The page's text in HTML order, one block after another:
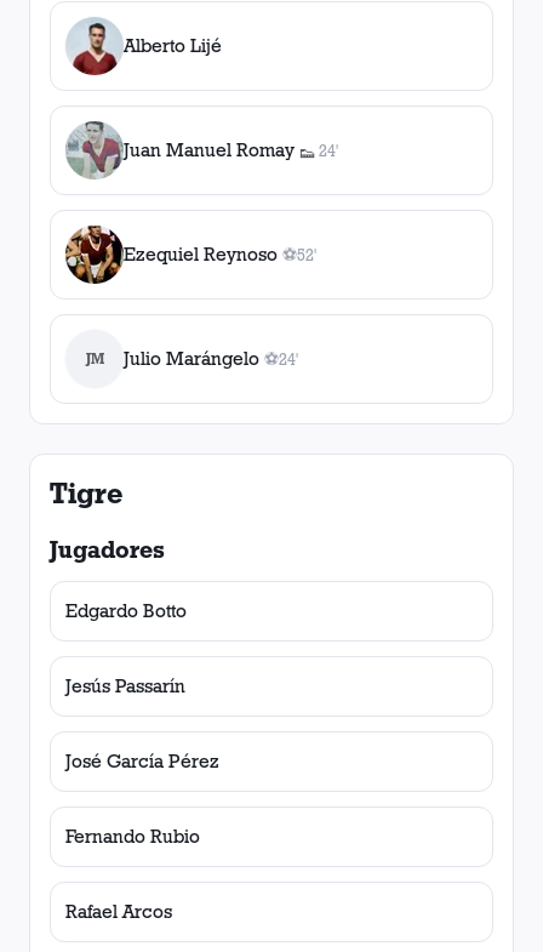
Alberto Lijé
Juan Manuel Romay 👟
1asistencia
24'
Ezequiel Reynoso ⚽
1gol
52'
JM Julio Marángelo ⚽
1gol
24'
Tigre
Jugadores
Edgardo Botto
Jesús Passarín
José García Pérez
Fernando Rubio
Rafael Arcos